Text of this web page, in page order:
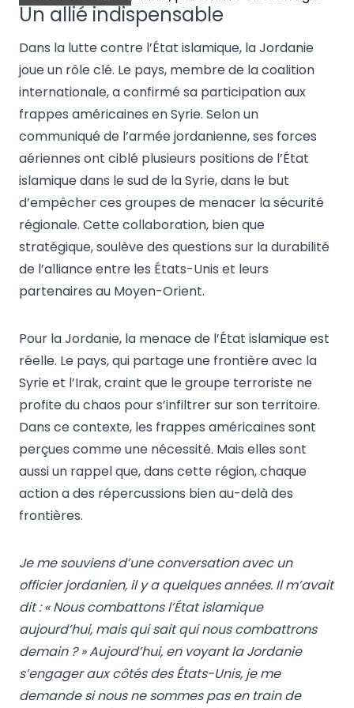
Un allié indispensable
Dans la lutte contre l’État islamique, la Jordanie
joue un rôle clé. Le pays, membre de la coalition
internationale, a confirmé sa participation aux
frappes américaines en Syrie. Selon un
communiqué de l’armée jordanienne, ses forces
aériennes ont ciblé plusieurs positions de l’État
islamique dans le sud de la Syrie, dans le but
d’empêcher ces groupes de menacer la sécurité
régionale. Cette collaboration, bien que
stratégique, soulève des questions sur la durabilité
de l’alliance entre les États-Unis et leurs
partenaires au Moyen-Orient.
Pour la Jordanie, la menace de l’État islamique est
réelle. Le pays, qui partage une frontière avec la
Syrie et l’Irak, craint que le groupe terroriste ne
profite du chaos pour s’infiltrer sur son territoire.
Dans ce contexte, les frappes américaines sont
perçues comme une nécessité. Mais elles sont
aussi un rappel que, dans cette région, chaque
action a des répercussions bien au-delà des
frontières.
Je me souviens d’une conversation avec un
officier jordanien, il y a quelques années. Il m’avait
dit : « Nous combattons l’État islamique
aujourd’hui, mais qui sait qui nous combattrons
demain ? » Aujourd’hui, en voyant la Jordanie
s’engager aux côtés des États-Unis, je me
demande si nous ne sommes pas en train de